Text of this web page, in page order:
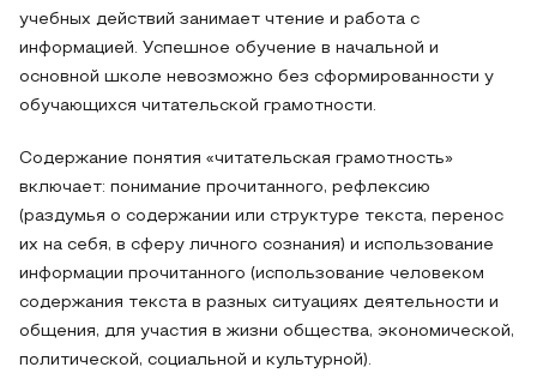
учебных действий занимает чтение и работа с
информацией. Успешное обучение в начальной и
основной школе невозможно без сформированности у
обучающихся читательской грамотности.
Содержание понятия «читательская грамотность»
включает: понимание прочитанного, рефлексию
(раздумья о содержании или структуре текста, перенос
их на себя, в сферу личного сознания) и использование
информации прочитанного (использование человеком
содержания текста в разных ситуациях деятельности и
общения, для участия в жизни общества, экономической,
политической, социальной и культурной).